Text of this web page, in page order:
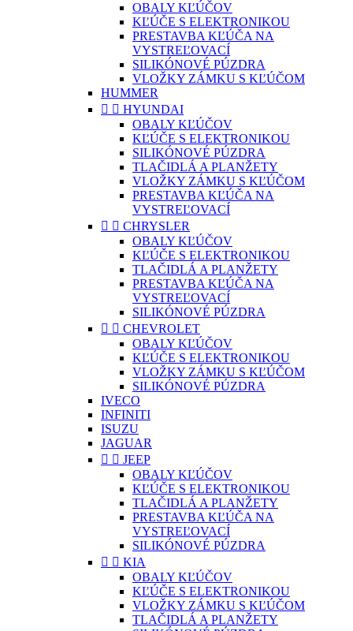
OBALY KĽÚČOV
KĽÚČE S ELEKTRONIKOU
PRESTAVBA KĽÚČA NA
VYSTREĽOVACÍ
SILIKÓNOVÉ PÚZDRA
VLOŽKY ZÁMKU S KĽÚČOM
HUMMER
  HYUNDAI
OBALY KĽÚČOV
KĽÚČE S ELEKTRONIKOU
SILIKÓNOVÉ PÚZDRA
TLAČIDLÁ A PLANŽETY
VLOŽKY ZÁMKU S KĽÚČOM
PRESTAVBA KĽÚČA NA
VYSTREĽOVACÍ
  CHRYSLER
OBALY KĽÚČOV
KĽÚČE S ELEKTRONIKOU
TLAČIDLÁ A PLANŽETY
PRESTAVBA KĽÚČA NA
VYSTREĽOVACÍ
SILIKÓNOVÉ PÚZDRA
  CHEVROLET
OBALY KĽÚČOV
KĽÚČE S ELEKTRONIKOU
VLOŽKY ZÁMKU S KĽÚČOM
SILIKÓNOVÉ PÚZDRA
IVECO
INFINITI
ISUZU
JAGUAR
  JEEP
OBALY KĽÚČOV
KĽÚČE S ELEKTRONIKOU
TLAČIDLÁ A PLANŽETY
PRESTAVBA KĽÚČA NA
VYSTREĽOVACÍ
SILIKÓNOVÉ PÚZDRA
  KIA
OBALY KĽÚČOV
KĽÚČE S ELEKTRONIKOU
VLOŽKY ZÁMKU S KĽÚČOM
TLAČIDLÁ A PLANŽETY